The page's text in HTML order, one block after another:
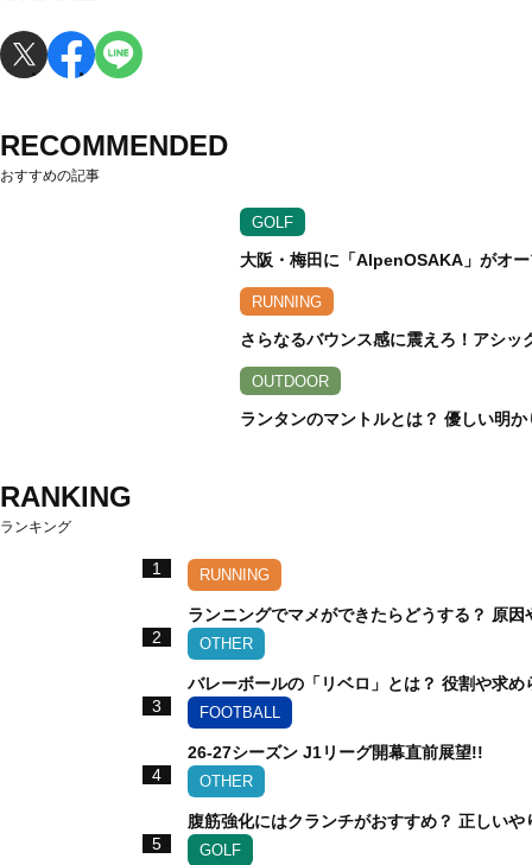
RECOMMENDED
おすすめの記事
GOLF
大阪・梅田に「AlpenOSAKA」がオ
RUNNING
さらなるバウンス感に震えろ！アシ
OUTDOOR
ランタンのマントルとは？ 優しい明
RANKING
ランキング
1 RUNNING
ランニングでマメができたらどうする？ 原
2
OTHER
バレーボールの「リベロ」とは？ 役割や求め
3
FOOTBALL
26-27シーズン J1リーグ開幕直前展望!!
4
OTHER
腹筋強化にはクランチがおすすめ？ 正しいや
5
GOLF